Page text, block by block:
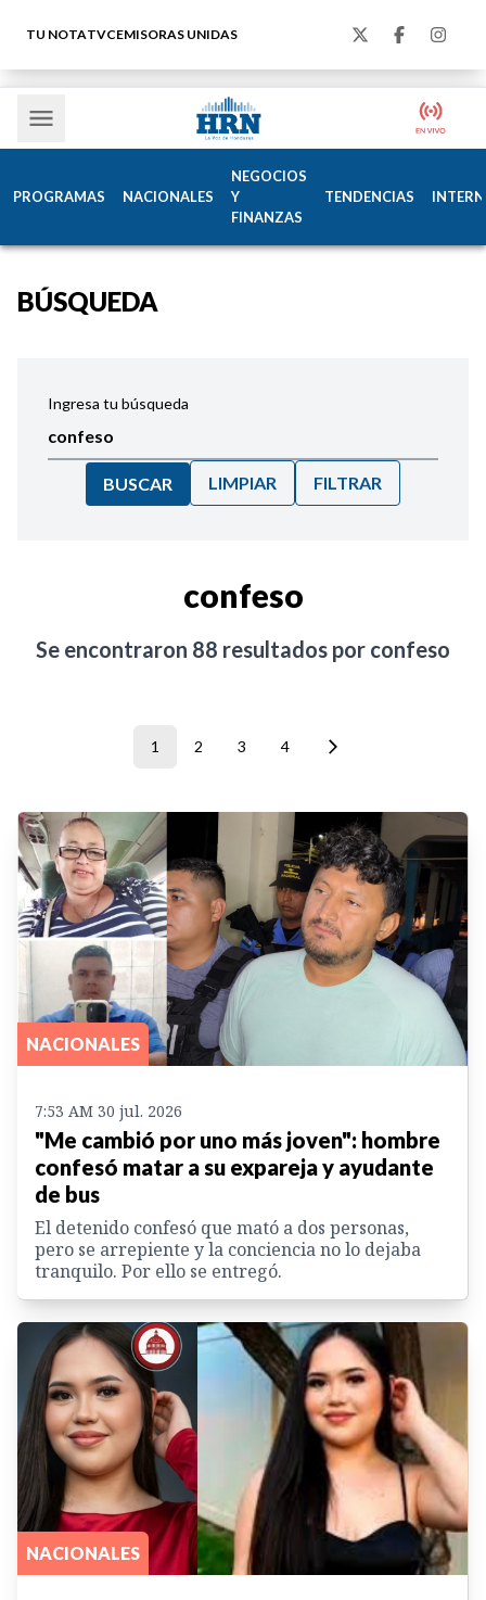
TU NOTATVCEMISORAS UNIDAS
PROGRAMAS NACIONALES
NEGOCIOS
Y
FINANZAS
TENDENCIAS
BÚSQUEDA
Ingresa tu búsqueda
BUSCAR LIMPIAR FILTRAR
confeso
Se encontraron 88 resultados por confeso
1 2 3 4
NACIONALES
7:53 AM 30 jul. 2026
"Me cambió por uno más joven": hombre
confesó matar a su expareja y ayudante
de bus
El detenido confesó que mató a dos personas,
pero se arrepiente y la conciencia no lo dejaba
tranquilo. Por ello se entregó.
NACIONALES